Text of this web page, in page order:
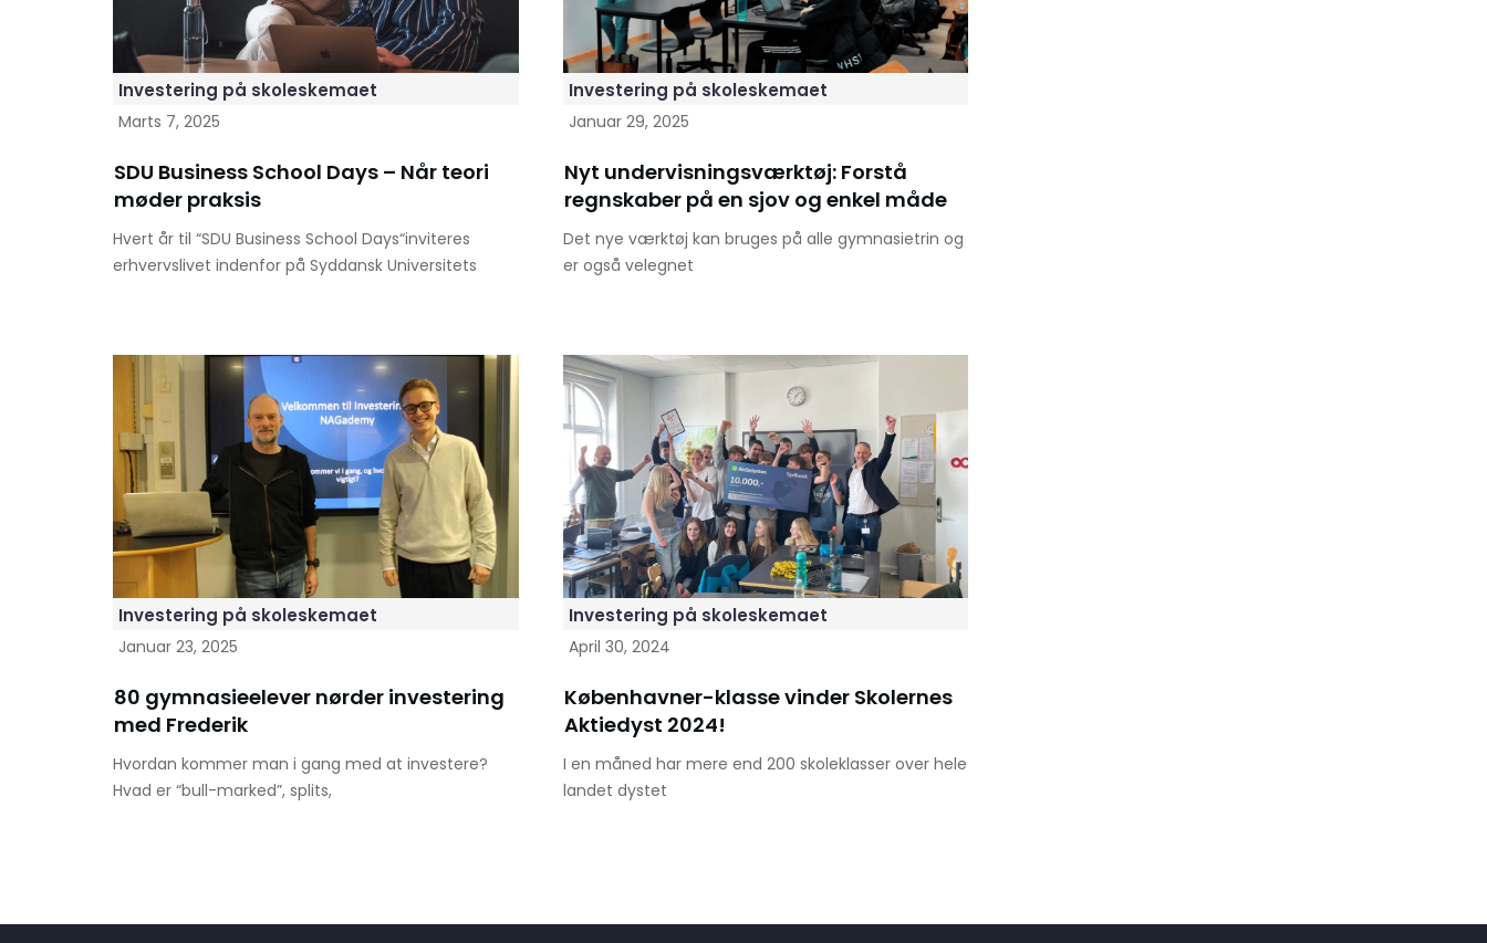
Investering på skoleskemaet
Marts 7, 2025
SDU Business School Days – Når teori
møder praksis
Hvert år til “SDU Business School Days“inviteres
erhvervslivet indenfor på Syddansk Universitets
Investering på skoleskemaet
Januar 29, 2025
Nyt undervisningsværktøj: Forstå
regnskaber på en sjov og enkel måde
Det nye værktøj kan bruges på alle gymnasietrin og
er også velegnet
Investering på skoleskemaet
Januar 23, 2025
80 gymnasieelever nørder investering
med Frederik
Hvordan kommer man i gang med at investere?
Hvad er “bull-marked”, splits,
Investering på skoleskemaet
April 30, 2024
Københavner-klasse vinder Skolernes
Aktiedyst 2024!
I en måned har mere end 200 skoleklasser over hele
landet dystet